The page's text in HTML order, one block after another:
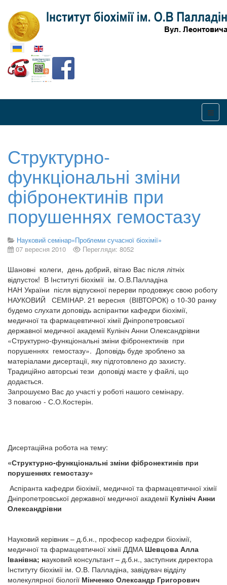
Оберіть свою мову
Структурно-
функціональні зміни
фібронектинів при
порушеннях гемостазу
Науковий семінар«Проблеми сучасної біохімії»
07 вересня 2010
Перегляди: 8052
Шановні колеги, день добрий, вітаю Вас після літніх
відпусток! В Інституті біохімії ім. О.В.Палладіна
НАН України після відпускної перерви продовжує свою роботу
НАУКОВИЙ СЕМІНАР. 21 вересня (ВІВТОРОК) о 10-30 ранку
будемо слухати доповідь аспірантки кафедри біохімії,
медичної та фармацевтичної хімії Дніпропетровської
державної медичної академії Кулініч Анни Олександрівни
«Структурно-функціональні зміни фібронектинів при
порушеннях гемостазу». Доповідь буде зроблено за
матеріалами дисертації, яку підготовлено до захисту.
Традиційно авторські тези доповіді маєте у файлі, що
додається.
Запрошуємо Вас до участі у роботі нашого семінару.
З повагою - С.О.Костерін.
Дисертаційна робота на тему:
«Структурно-функціональні зміни фібронектинів при
порушеннях гемостазу»
Аспіранта кафедри біохімії, медичної та фармацевтичної хімії
Дніпропетровської державної медичної академії Кулініч Анни
Олександрівни
Науковий керівник – д.б.н., професор кафедри біохімії,
медичної та фармацевтичної хімії ДДМА Шевцова Алла
Іванівна; науковий консультант – д.б.н., заступник директора
Інституту біохімії ім. О.В. Палладіна, завідувач відділу
молекулярної біології Мінченко Олександр Григорович